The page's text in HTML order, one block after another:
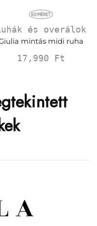
EGYMÉRET
és overálok
mintás midi ruha
17,990 Ft